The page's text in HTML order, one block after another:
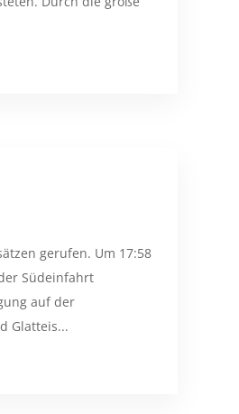
gerufen. Um 17:58
Südeinfahrt
auf der
Glatteis...